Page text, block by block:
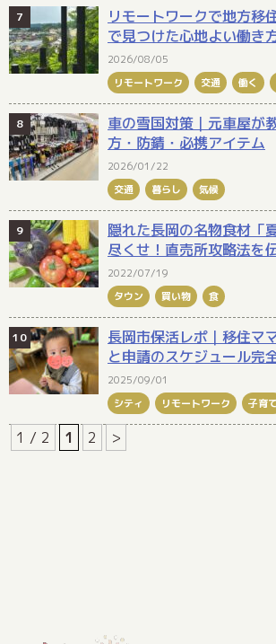
リモートワークで地方移
で見つけた心地よい働き
2026/08/05
リモートワーク
交通 働く
車の雪国対策｜元車屋が
方・防錆・必携アイテム
2026/01/22
交通
暮らし 気候
隠れた長岡の名物食材「
尽くせ！直売所攻略法を
2022/07/19
タウン
買い物 食
長岡市保活レポ｜移住マ
と申請のスケジュール完
2025/09/01
シティ
リモートワーク 子育て
1 / 2 1 2 >